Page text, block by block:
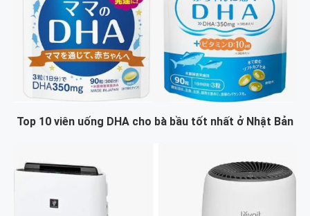
Top 10 viên uống DHA cho bà bầu tốt nhất ở Nhật Bản